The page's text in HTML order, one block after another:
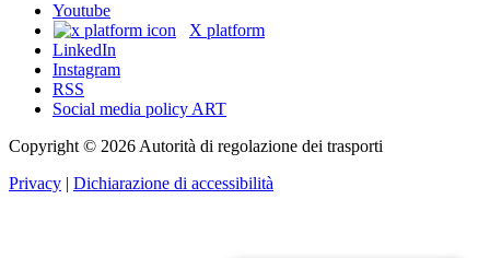
Youtube
X platform
LinkedIn
Instagram
RSS
Social media policy ART
Copyright © 2026 Autorità di regolazione dei trasporti
Privacy | Dichiarazione di accessibilità